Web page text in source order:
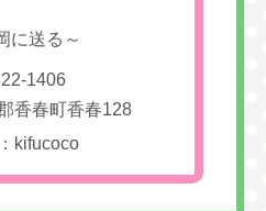
に送る～
1406
香春町香春128
kifucoco